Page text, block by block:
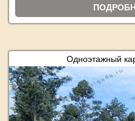
Одноэтажный